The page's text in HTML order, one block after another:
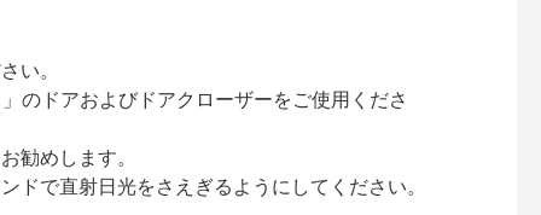
い。
のドアおよびドアクローザーをご使用くださ
勧めします。
で直射日光をさえぎるようにしてください。